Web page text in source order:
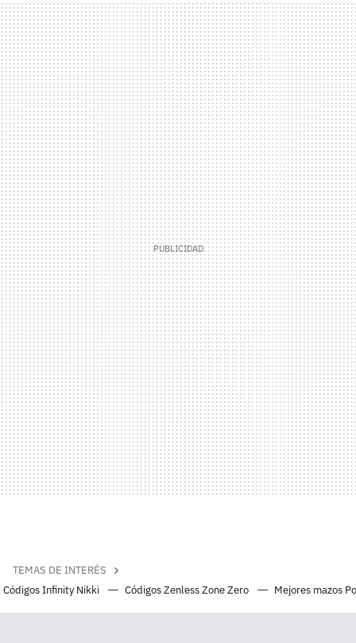
TEMAS DE INTERÉS
Códigos Infinity Nikki
Códigos Zenless Zone Zero Mejores mazos